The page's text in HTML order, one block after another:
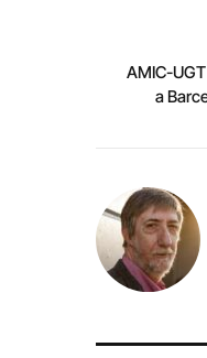
AMIC-
a